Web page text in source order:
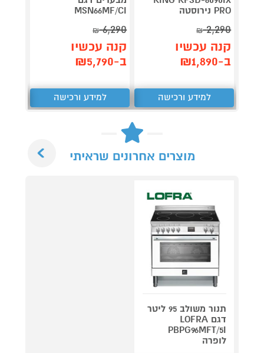
PRO נירוסטה
2,290
₪
קנה עכשיו
ב-₪1,890
למידע ורכישה
MSN66MF/CI
6,290
₪
קנה עכשיו
ב-₪5,790
למידע ורכישה
מוצרים אחרונים שראיתי
תנור משולב 95 ליטר
דגם LOFRA
PBPG96MFT/5I
לופרה